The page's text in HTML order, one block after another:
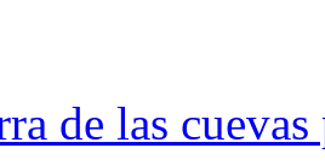
de las cuevas